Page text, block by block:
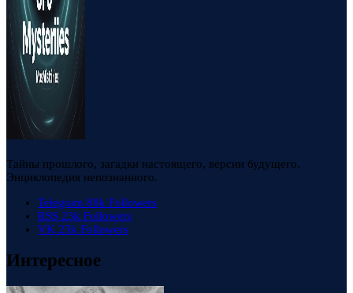
Тайны прошлого, загадки настоящего, версии будущего.
Энциклопедия непознанного.
Telegram 88k Followers
RSS 23k Followers
VK 23k Followers
Интересное